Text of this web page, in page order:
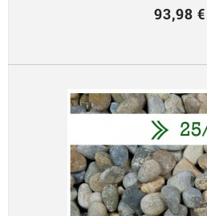
93,98 €